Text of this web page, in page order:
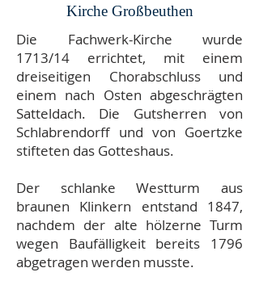
Kirche Großbeuthen
Die Fachwerk-Kirche wurde
1713/14 errichtet, mit einem
dreiseitigen Chorabschluss und
einem nach Osten abgeschrägten
Satteldach. Die Gutsherren von
Schlabrendorff und von Goertzke
stifteten das Gotteshaus.
Der schlanke Westturm aus
braunen Klinkern entstand 1847,
nachdem der alte hölzerne Turm
wegen Baufälligkeit bereits 1796
abgetragen werden musste.